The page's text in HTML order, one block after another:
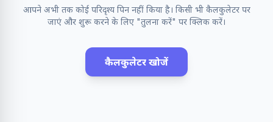
आपने अभी तक कोई परिदृश्य पिन नहीं किया है। किसी भी कैलकुलेटर पर
जाएं और शुरू करने के लिए "तुलना करें" पर क्लिक करें।
कैलकुलेटर खोजें